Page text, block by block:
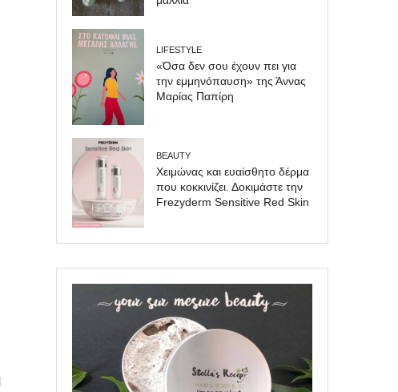
LIFESTYLE
«Όσα δεν σου έχουν πει για
την εμμηνόπαυση» της Άννας
Μαρίας Παπίρη
BEAUTY
Χειμώνας και ευαίσθητο δέρμα
που κοκκινίζει. Δοκιμάστε την
Frezyderm Sensitive Red Skin